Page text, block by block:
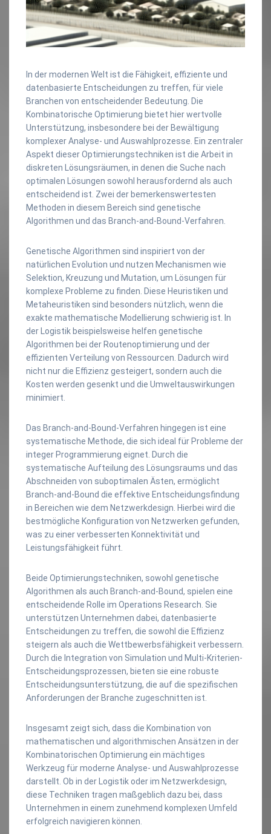
In der modernen Welt ist die Fähigkeit, effiziente und
datenbasierte Entscheidungen zu treffen, für viele
Branchen von entscheidender Bedeutung. Die
Kombinatorische Optimierung bietet hier wertvolle
Unterstützung, insbesondere bei der Bewältigung
komplexer Analyse- und Auswahlprozesse. Ein zentraler
Aspekt dieser Optimierungstechniken ist die Arbeit in
diskreten Lösungsräumen, in denen die Suche nach
optimalen Lösungen sowohl herausfordernd als auch
entscheidend ist. Zwei der bemerkenswertesten
Methoden in diesem Bereich sind genetische
Algorithmen und das Branch-and-Bound-Verfahren.
Genetische Algorithmen sind inspiriert von der
natürlichen Evolution und nutzen Mechanismen wie
Selektion, Kreuzung und Mutation, um Lösungen für
komplexe Probleme zu finden. Diese Heuristiken und
Metaheuristiken sind besonders nützlich, wenn die
exakte mathematische Modellierung schwierig ist. In
der Logistik beispielsweise helfen genetische
Algorithmen bei der Routenoptimierung und der
effizienten Verteilung von Ressourcen. Dadurch wird
nicht nur die Effizienz gesteigert, sondern auch die
Kosten werden gesenkt und die Umweltauswirkungen
minimiert.
Das Branch-and-Bound-Verfahren hingegen ist eine
systematische Methode, die sich ideal für Probleme der
integer Programmierung eignet. Durch die
systematische Aufteilung des Lösungsraums und das
Abschneiden von suboptimalen Ästen, ermöglicht
Branch-and-Bound die effektive Entscheidungsfindung
in Bereichen wie dem Netzwerkdesign. Hierbei wird die
bestmögliche Konfiguration von Netzwerken gefunden,
was zu einer verbesserten Konnektivität und
Leistungsfähigkeit führt.
Beide Optimierungstechniken, sowohl genetische
Algorithmen als auch Branch-and-Bound, spielen eine
entscheidende Rolle im Operations Research. Sie
unterstützen Unternehmen dabei, datenbasierte
Entscheidungen zu treffen, die sowohl die Effizienz
steigern als auch die Wettbewerbsfähigkeit verbessern.
Durch die Integration von Simulation und Multi-Kriterien-
Entscheidungsprozessen, bieten sie eine robuste
Entscheidungsunterstützung, die auf die spezifischen
Anforderungen der Branche zugeschnitten ist.
Insgesamt zeigt sich, dass die Kombination von
mathematischen und algorithmischen Ansätzen in der
Kombinatorischen Optimierung ein mächtiges
Werkzeug für moderne Analyse- und Auswahlprozesse
darstellt. Ob in der Logistik oder im Netzwerkdesign,
diese Techniken tragen maßgeblich dazu bei, dass
Unternehmen in einem zunehmend komplexen Umfeld
erfolgreich navigieren können.